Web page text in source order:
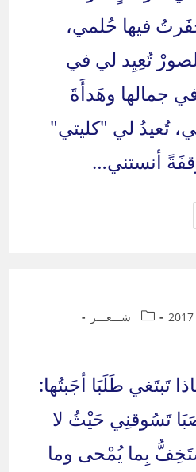
فيها حُلمي،
تُعِيِد لي في
جمالها وهَدأَةَ
تُعيدُ لي "كليتي"
أنستني…
Post
شـــعـــر
تَبتَغي طَلَبَا أجَبتُها:
تَسُوقنِي حَيْثُ لا
بِما يُمْحى وما